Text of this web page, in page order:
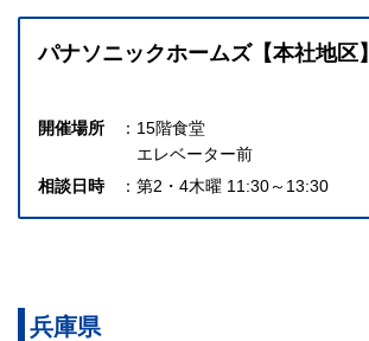
パナソニックホームズ【本社地区】
開催場所
15階食堂
エレベーター前
相談日時
第2・4木曜 11:30～13:30
兵庫県